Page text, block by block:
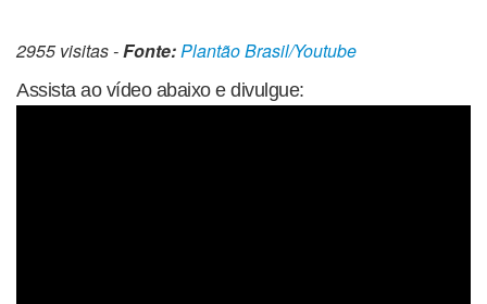
2955 visitas -Fonte:Plantão Brasil/Youtube
Assista ao vídeo abaixo e divulgue: